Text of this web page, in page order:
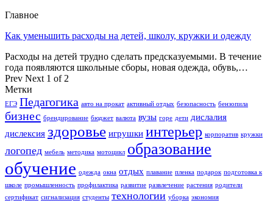
Главное
Как уменьшить расходы на детей, школу, кружки и одежду
Расходы на детей трудно сделать предсказуемыми. В течение
года появляются школьные сборы, новая одежда, обувь,…
Prev Next 1 of 2
Метки
ЕГЭ Педагогика авто на прокат активный отдых безопасность бензопила
бизнес брендирование бюджет валюта вузы горе дети дислалия
дислексия здоровье игрушки интерьер корпоратив кружки
логопед мебель методика мотоцикл образование
обучение одежда окна отдых плавание пленка подарок подготовка к
школе промышленность профилактика развитие развлечение растения родители
сертификат сигнализация студенты технологии уборка экономия